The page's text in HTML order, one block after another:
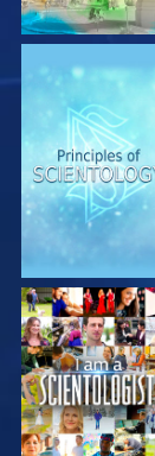
בדוק את הסדרה
צפה